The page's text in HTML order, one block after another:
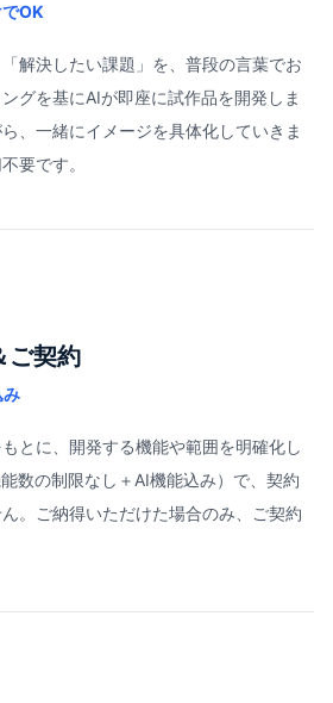
OK
解決したい課題」を、普段の言葉でお
グを基にAIが即座に試作品を開発しま
、一緒にイメージを具体化していきま
要です。
ご契約
とに、開発する機能や範囲を明確化し
数の制限なし＋AI機能込み）で、契約
。ご納得いただけた場合のみ、ご契約